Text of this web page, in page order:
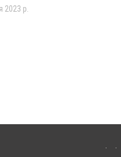
2023 р.